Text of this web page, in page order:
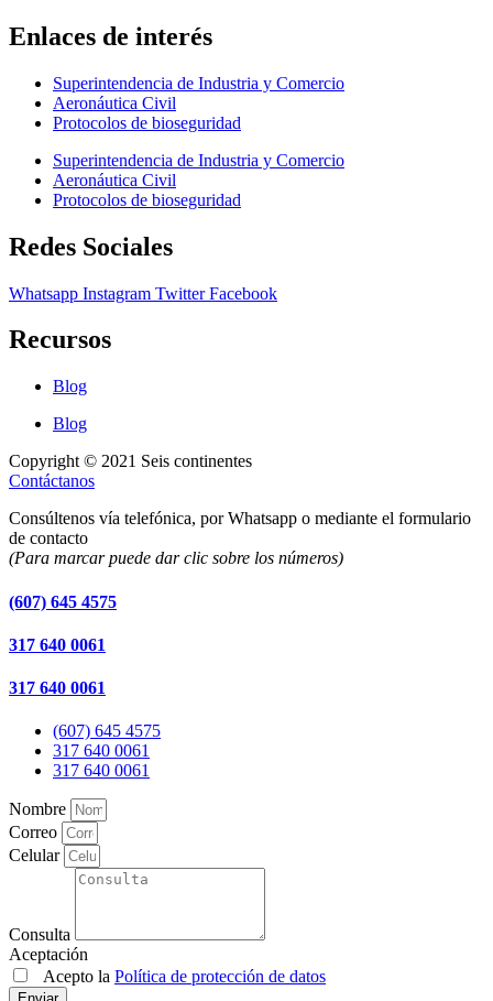
Enlaces de interés
Superintendencia de Industria y Comercio
Aeronáutica Civil
Protocolos de bioseguridad
Superintendencia de Industria y Comercio
Aeronáutica Civil
Protocolos de bioseguridad
Redes Sociales
Whatsapp Instagram Twitter Facebook
Recursos
Blog
Blog
Copyright © 2021 Seis continentes
Contáctanos
Consúltenos vía telefónica, por Whatsapp o mediante el formulario
de contacto
(Para marcar puede dar clic sobre los números)
(607) 645 4575
317 640 0061
317 640 0061
(607) 645 4575
317 640 0061
317 640 0061
Nombre
Correo
Celular
Consulta
Aceptación
Acepto la Política de protección de datos